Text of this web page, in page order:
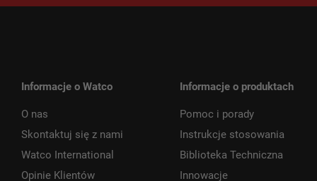
Informacje o Watco
O nas
Skontaktuj się z nami
Watco International
Opinie Klientów
Informacje o produktach
Pomoc i porady
Instrukcje stosowania
Biblioteka Techniczna
Innowacje